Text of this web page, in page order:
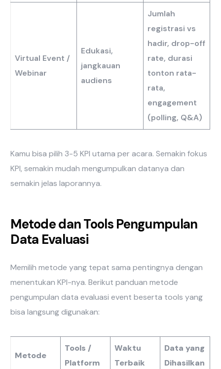
Virtual Event /
Webinar
Edukasi,
jangkauan
audiens
Jumlah
registrasi vs
hadir, drop-off
rate, durasi
tonton rata-
rata,
engagement
(polling, Q&A)
Kamu bisa pilih 3-5 KPI utama per acara. Semakin fokus
KPI, semakin mudah mengumpulkan datanya dan
semakin jelas laporannya.
Metode dan Tools Pengumpulan
Data Evaluasi
Memilih metode yang tepat sama pentingnya dengan
menentukan KPI-nya. Berikut panduan metode
pengumpulan data evaluasi event beserta tools yang
bisa langsung digunakan:
Metode
Tools /
Platform
Waktu
Terbaik
Data yang
Dihasilkan